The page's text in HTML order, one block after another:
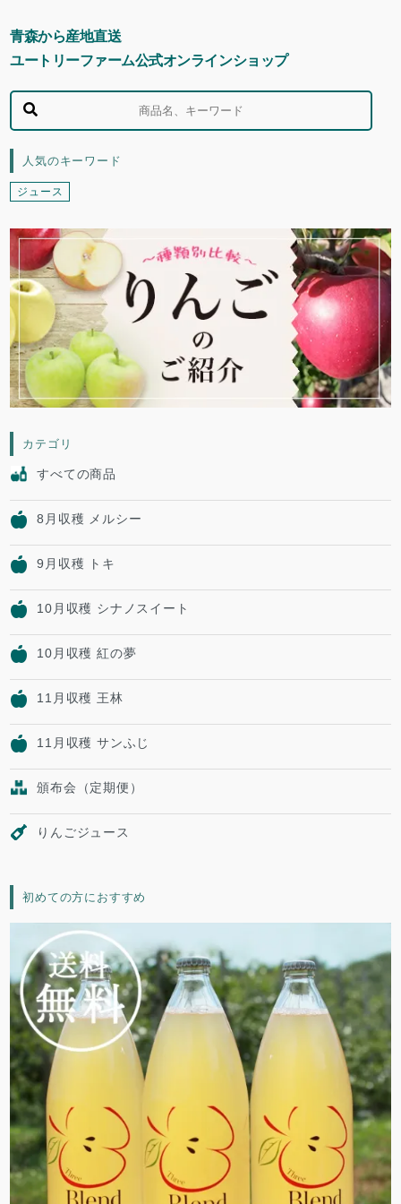
青森から産地直送
ユートリーファーム公式オンラインショップ
人気のキーワード
ジュース
カテゴリ
すべての商品
8月収穫 メルシー
9月収穫 トキ
10月収穫 シナノスイート
10月収穫 紅の夢
11月収穫 王林
11月収穫 サンふじ
頒布会（定期便）
りんごジュース
初めての方におすすめ